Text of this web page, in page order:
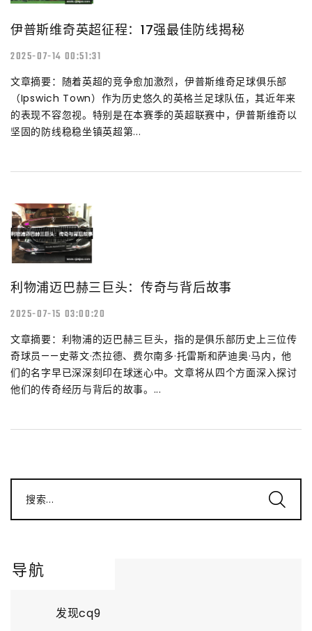
伊普斯维奇英超征程：17强最佳防线揭秘
2025-07-14 00:51:31
文章摘要：随着英超的竞争愈加激烈，伊普斯维奇足球俱乐部
（Ipswich Town）作为历史悠久的英格兰足球队伍，其近年来
的表现不容忽视。特别是在本赛季的英超联赛中，伊普斯维奇以
坚固的防线稳稳坐镇英超第...
利物浦迈巴赫三巨头：传奇与背后故事
2025-07-15 03:00:20
文章摘要：利物浦的迈巴赫三巨头，指的是俱乐部历史上三位传
奇球员——史蒂文·杰拉德、费尔南多·托雷斯和萨迪奥·马内，他
们的名字早已深深刻印在球迷心中。文章将从四个方面深入探讨
他们的传奇经历与背后的故事。...
搜索...
导航
发现cq9